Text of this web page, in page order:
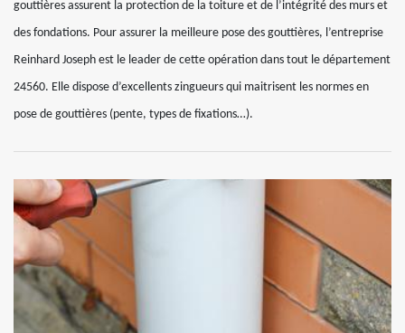
gouttières assurent la protection de la toiture et de l’intégrité des murs et
des fondations. Pour assurer la meilleure pose des gouttières, l’entreprise
Reinhard Joseph est le leader de cette opération dans tout le département
24560. Elle dispose d’excellents zingueurs qui maitrisent les normes en
pose de gouttières (pente, types de fixations…).